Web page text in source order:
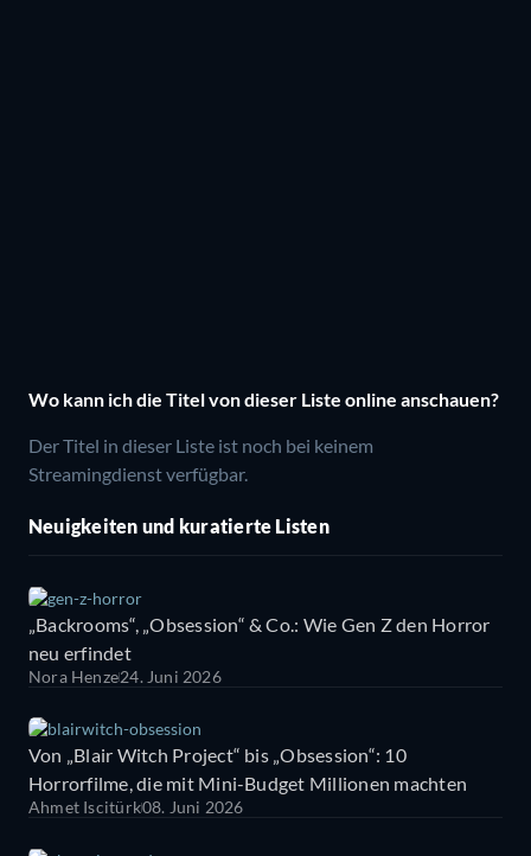
Wo kann ich die Titel von dieser Liste online anschauen?
Der Titel in dieser Liste ist noch bei keinem
Streamingdienst verfügbar.
Neuigkeiten und kuratierte Listen
„Backrooms“, „Obsession“ & Co.: Wie Gen Z den Horror
neu erfindet
Nora Henze24. Juni 2026
Von „Blair Witch Project“ bis „Obsession“: 10
Horrorfilme, die mit Mini-Budget Millionen machten
Ahmet Iscitürk08. Juni 2026